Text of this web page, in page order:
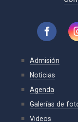
Admisión
Noticias
Agenda
Galerías de
Videos